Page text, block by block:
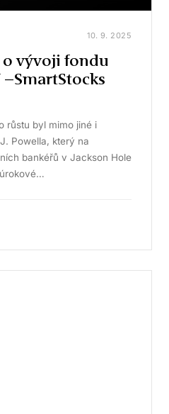
10. 9. 2025
o vývoji fondu
–SmartStocks
růstu byl mimo jiné i
Powella, který na
bankéřů v Jackson Hole